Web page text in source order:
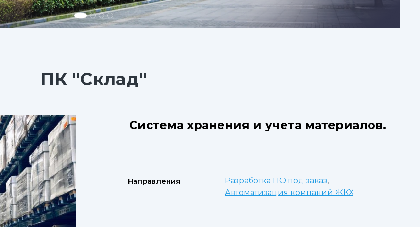
ПК "Склад"
Система хранения и учета материалов.
Направления Разработка ПО под заказ,
Автоматизация компаний ЖКХ